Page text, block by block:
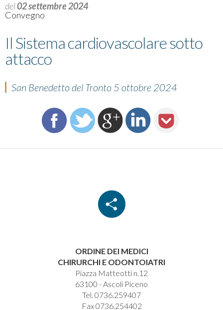
del02 settembre 2024
Convegno
Il Sistema cardiovascolare sotto
attacco
San Benedetto del Tronto 5 ottobre 2024
ORDINE DEI MEDICI
CHIRURCHI E ODONTOIATRI
Piazza Matteotti n.12
63100 - Ascoli Piceno
Tel. 0736.259407
Fax 0736.254402